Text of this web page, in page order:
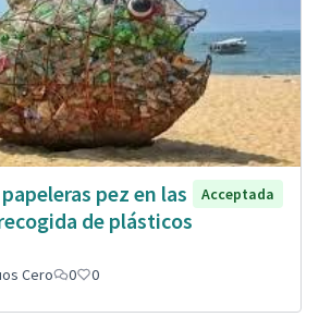
pez en las
de plásticos
Acceptada
Cero 0 0